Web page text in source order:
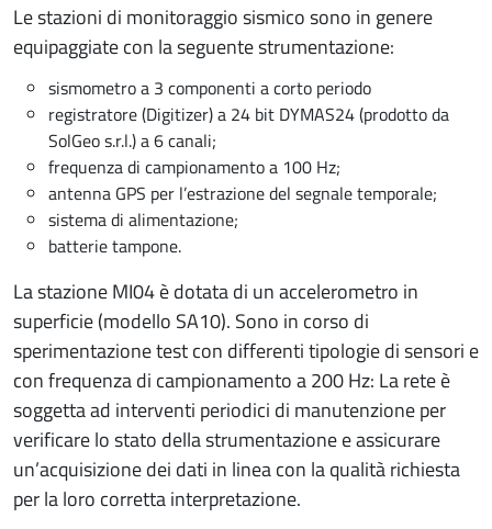
Le stazioni di monitoraggio sismico sono in genere
equipaggiate con la seguente strumentazione:
sismometro a 3 componenti a corto periodo
registratore (Digitizer) a 24 bit DYMAS24 (prodotto da
SolGeo s.r.l.) a 6 canali;
frequenza di campionamento a 100 Hz;
antenna GPS per l’estrazione del segnale temporale;
sistema di alimentazione;
batterie tampone.
La stazione MI04 è dotata di un accelerometro in
superficie (modello SA10). Sono in corso di
sperimentazione test con differenti tipologie di sensori e
con frequenza di campionamento a 200 Hz: La rete è
soggetta ad interventi periodici di manutenzione per
verificare lo stato della strumentazione e assicurare
un’acquisizione dei dati in linea con la qualità richiesta
per la loro corretta interpretazione.